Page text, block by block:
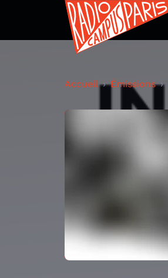
Accueil Émissions